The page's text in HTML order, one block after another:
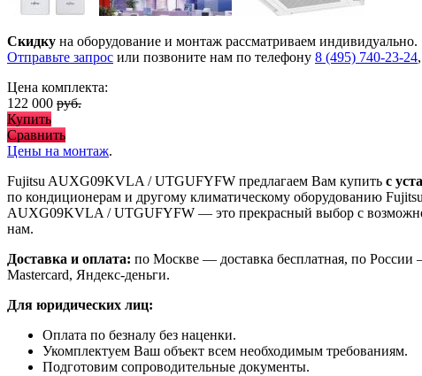
Скидку на оборудование и монтаж рассматриваем индивидуально.
Отправьте запрос или позвоните нам по телефону 8 (495) 740-23-24
Цена комплекта:
122 000 руб.
Купить
Сравнить
Цены на монтаж.
Fujitsu AUXG09KVLA / UTGUFYFW предлагаем Вам купить с
по кондиционерам и другому климатическому оборудованию
AUXG09KVLA / UTGUFYFW — это прекрасный выбор с
нам.
Доставка и оплата: по Москве — доставка бесплатная, по
Mastercard, Яндекс-деньги.
Для юридических лиц:
Оплата по безналу без наценки.
Укомплектуем Ваш объект всем необходимым требованиям.
Подготовим сопроводительные документы.